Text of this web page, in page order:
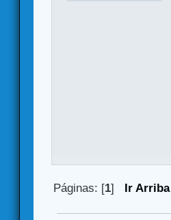
Páginas: [1] Ir Arriba